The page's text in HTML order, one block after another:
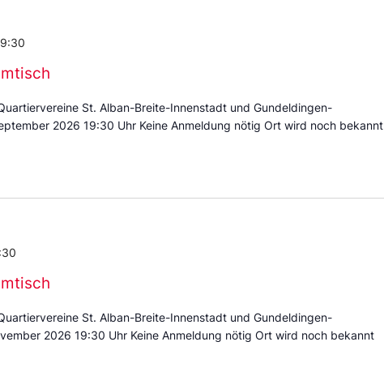
St. Alban-Breite-Innenstadt und Gundeldingen-
2026 19:30 Uhr Keine Anmeldung nötig Ort wird noch bekannt
St. Alban-Breite-Innenstadt und Gundeldingen-
2026 19:30 Uhr Keine Anmeldung nötig Ort wird noch bekannt